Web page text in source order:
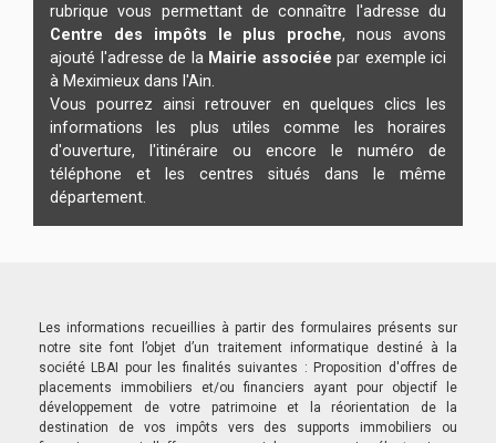
rubrique vous permettant de connaître l'adresse du
Centre des impôts le plus proche, nous avons
ajouté l'adresse de la Mairie associée par exemple ici
à Meximieux dans l'Ain.
Vous pourrez ainsi retrouver en quelques clics les
informations les plus utiles comme les horaires
d'ouverture, l'itinéraire ou encore le numéro de
téléphone et les centres situés dans le même
département.
Les informations recueillies à partir des formulaires présents sur
notre site font l’objet d’un traitement informatique destiné à la
société LBAI pour les finalités suivantes : Proposition d'offres de
placements immobiliers et/ou financiers ayant pour objectif le
développement de votre patrimoine et la réorientation de la
destination de vos impôts vers des supports immobiliers ou